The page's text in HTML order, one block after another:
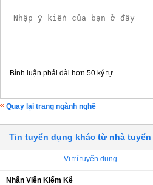
Bình luận phải dài hơn 50 ký tự
Quay lại trang ngành nghề
Tin tuyển dụng khác từ nhà
Vị trí tuyển dụng
Nhân Viên Kiểm Kê